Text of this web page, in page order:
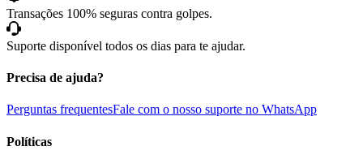
Transações 100% seguras contra golpes.
Suporte disponível todos os dias para te ajudar.
Precisa de ajuda?
Perguntas frequentesFale com o nosso suporte no WhatsApp
Políticas